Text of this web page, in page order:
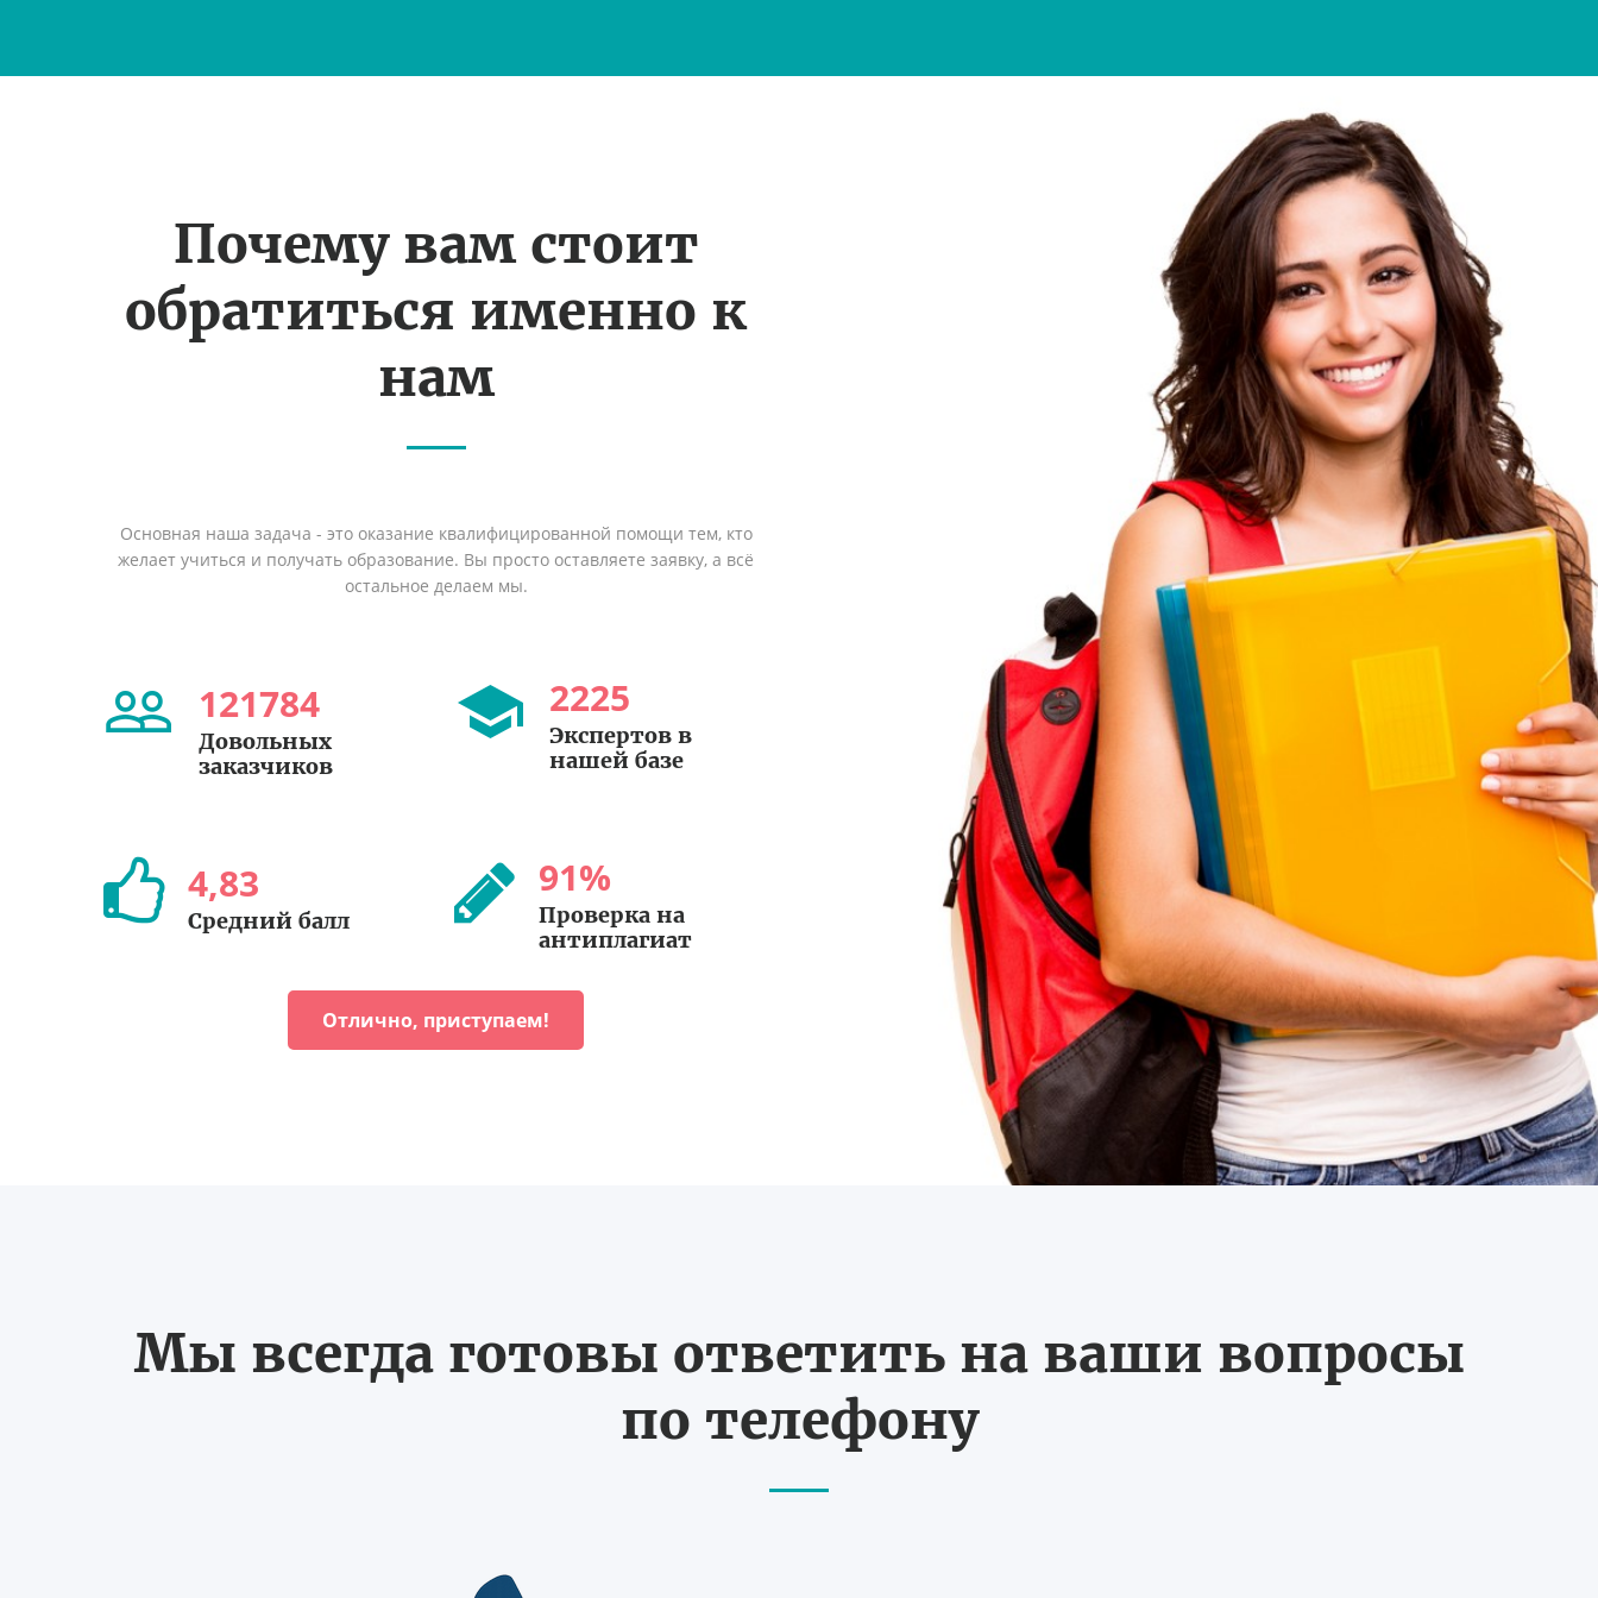
Почему вам стоит
обратиться именно к
нам
Основная наша задача - это оказание квалифицированной помощи тем, кто
желает учиться и получать образование. Вы просто оставляете заявку, а всё
остальное делаем мы.
121784
Довольных
заказчиков
2225
Экспертов в
нашей базе
4,83
Средний балл
91%
Проверка на
антиплагиат
Отлично, приступаем!
Мы всегда готовы ответить на ваши вопросы
по телефону